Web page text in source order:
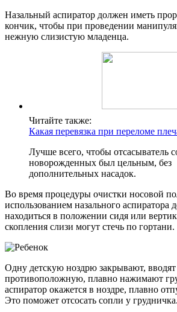
Назальный аспиратор должен иметь
кончик, чтобы при проведении
нежную слизистую младенца.
Читайте также:
Какая перевязка при переломе
Лучше всего, чтобы отсасыватель
новорожденных был цельным, без
дополнительных насадок.
Во время процедуры очистки носовой
использованием назального аспиратора
находиться в положении сидя или
скопления слизи могут стечь по гортани.
Одну детскую ноздрю закрывают, вводят
противоположную, плавно нажимают
аспиратор окажется в ноздре, плавно
Это поможет отсосать сопли у грудничка.